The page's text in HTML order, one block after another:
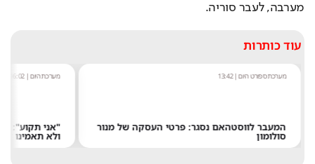
מערבה, לעבר סוריה.
עוד כותרות
מערכת ספורט היום|
13:42
המעבר לווסטהאם נסגר: פרטי העסקה של מנור
סולומון
מערכת היום|
16:02
"אני תקוע":
ולא תאמינו למה